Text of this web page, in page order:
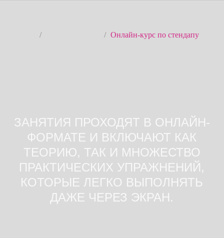
/ / Онлайн-курс по стендапу
КОТОРЫЕ ЛЕГКО ВЫПОЛНЯТЬ